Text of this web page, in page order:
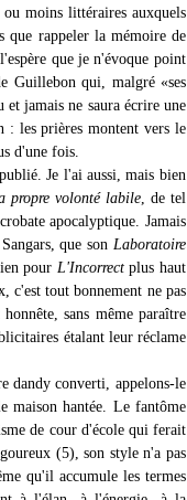
moins littéraires auxquels
que rappeler la mémoire de
que je n'évoque point
Guillebon qui, malgré «ses
et jamais ne saura écrire une
: les prières montent vers le
d'une fois.
Je l'ai aussi, mais bien
propre volonté labile , de tel
apocalyptique. Jamais
que son Laboratoire
pour L'Incorrectplus haut
c'est tout bonnement ne pas
sans même paraître
étalant leur réclame
dandy converti, appelons-le
maison hantée. Le fantôme
de cour d'école qui ferait
(5), son style n'a pas
qu'il accumule les termes